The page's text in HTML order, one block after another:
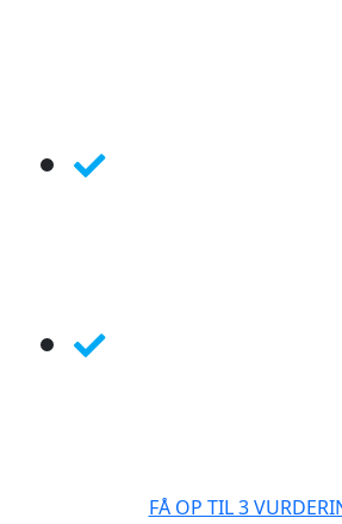
FÅ OP TIL 3